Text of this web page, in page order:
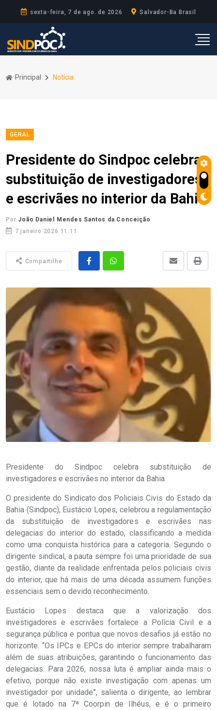
sexta-feira, 7 de ago. de 2026 Salvador-Ba Brasil
Principal Notícia
GERAL
Presidente do Sindpoc celebra
substituição de investigadores
e escrivães no interior da Bahia
Por João Daniel Mendes Santos da Conceição
7 janeiro 2026 11:11
Compartilhe
Presidente do Sindpoc celebra substituição de
investigadores e escrivães no interior da Bahia
O presidente do Sindicato dos Policiais Civis do Estado da
Bahia (Sindpoc), Eustácio Lopes, celebrou a regulamentação
da substituição de investigadores e escrivães nas
delegacias do interior do estado, classificando a medida
como uma conquista histórica para a categoria. Segundo o
dirigente sindical, a pauta sempre foi uma prioridade de sua
gestão, diante da realidade enfrentada pelos policiais civis
do interior, que há mais de uma década assumem funções
essenciais sem o devido reconhecimento.
Eustácio Lopes destaca que a valorização dos
investigadores e escrivães fortalece a Polícia Civil e a
segurança pública e pontua que novos desafios já estão no
horizonte. “Os IPCs e EPCs do interior sempre trabalharam
além de suas atribuições, garantindo o funcionamento das
delegacias. Para 2026, nossa luta é ampliar ainda mais o
efetivo, porque não existe investigação com apenas um
investigador por unidade”, salienta o dirigente, ao lembrar
que é lotado na 7ª Coorpin de Ilhéus, e é o primeiro